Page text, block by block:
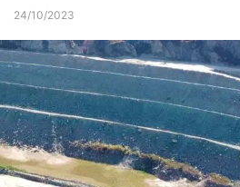
24/10/2023